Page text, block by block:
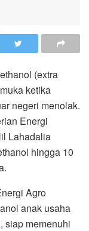
(extra
ketika
negeri menolak.
Energi
Lahadalia
hingga 10
Agro
anak usaha
siap memenuhi